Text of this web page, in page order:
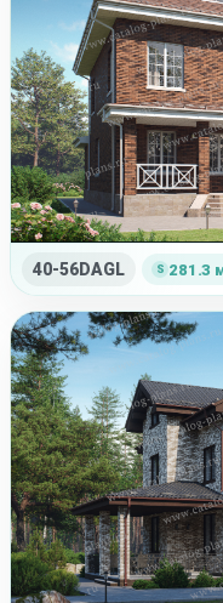
40-56DAGL 281.3